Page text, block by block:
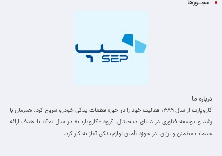
مجــوزها
درباره ما
کاروپارت از سال ۱۳۸۹ فعالیت خود را در حوزه قطعات یدکی خودرو شروع کرد. همزمان با
رشد و توسعه فناوری در دنیای دیجیتال، گروه «کاروپارت» در سال ۱۴۰۱ با هدف ارائه
خدمات مطمئن و ارزان، ­در حوزه تأمین لوازم یدکی آغاز به کار کرد.